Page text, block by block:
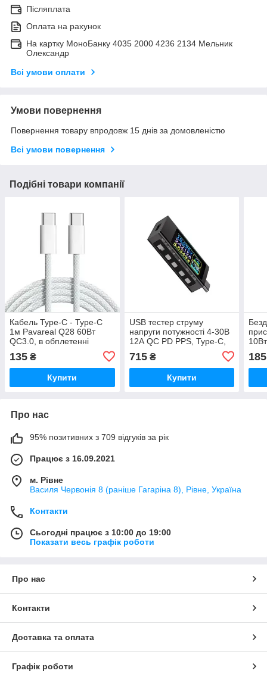
Післяплата
Оплата на рахунок
На картку МоноБанку 4035 2000 4236 2134 Мельник
Олександр
Всі умови оплати
Умови повернення
Повернення товару впродовж 15 днів за домовленістю
Всі умови повернення
Подібні товари компанії
Кабель Type-C - Type-C
1м Pavareal Q28 60Вт
QC3.0, в обплетенні
135 ₴
Купити
USB тестер струму
напруги потужності 4-30В
12А QC PD PPS, Type-C,
715₴
Купити
185
Про нас
95% позитивних з 709 відгуків за рік
Працює з 16.09.2021
м. Рівне
Василя Червонія 8 (раніше Гагаріна 8), Рівне, Україна
Контакти
Сьогодні працює з 10:00 до 19:00
Показати весь графік роботи
Про нас
Контакти
Доставка та оплата
Графік роботи